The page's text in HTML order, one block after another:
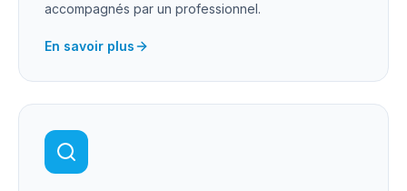
accompagnés par un professionnel.
En savoir plus